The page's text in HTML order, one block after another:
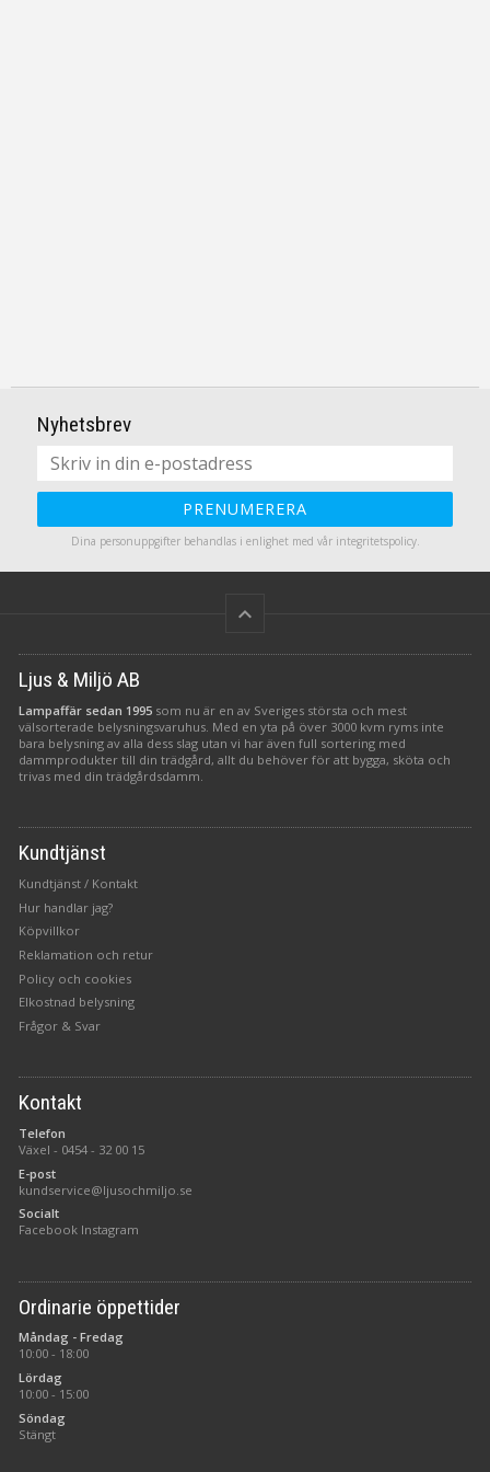
Nyhetsbrev
PRENUMERERA
Dina personuppgifter behandlas i enlighet med vår integritetspolicy.
keyboard_arrow_up
Ljus & Miljö AB
Lampaffär sedan 1995 som nu är en av Sveriges största och mest
välsorterade belysningsvaruhus. Med en yta på över 3000 kvm ryms inte
bara belysning av alla dess slag utan vi har även full sortering med
dammprodukter till din trädgård, allt du behöver för att bygga, sköta och
trivas med din trädgårdsdamm.
Kundtjänst
Kundtjänst / Kontakt
Hur handlar jag?
Köpvillkor
Reklamation och retur
Policy och cookies
Elkostnad belysning
Frågor & Svar
Kontakt
Telefon
Växel - 0454 - 32 00 15
E-post
kundservice@ljusochmiljo.se
Socialt
Facebook Instagram
Ordinarie öppettider
Måndag - Fredag
10:00 - 18:00
Lördag
10:00 - 15:00
Söndag
Stängt